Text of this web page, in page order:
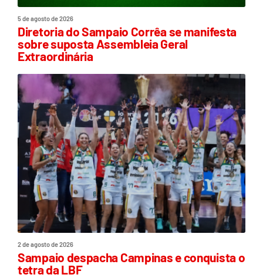
5 de agosto de 2026
Diretoria do Sampaio Corrêa se manifesta
sobre suposta Assembleia Geral
Extraordinária
2 de agosto de 2026
Sampaio despacha Campinas e conquista o
tetra da LBF